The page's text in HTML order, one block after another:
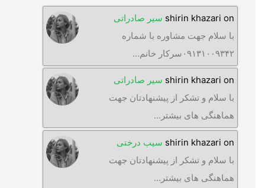
shirin khazari on
سیر صادراتی
با سلام جهت مشاوره با شماره
۰۹۱۳۱۰۰۹۳۴۲سرکار خانم…
shirin khazari on
سیر صادراتی
با سلام و تشکر از پیشنهادتان جهت
هماهنگی های بیشتر…
shirin khazari on
سیب درختی
با سلام و تشکر از پیشنهادتان جهت
هماهنگی های بیشتر…